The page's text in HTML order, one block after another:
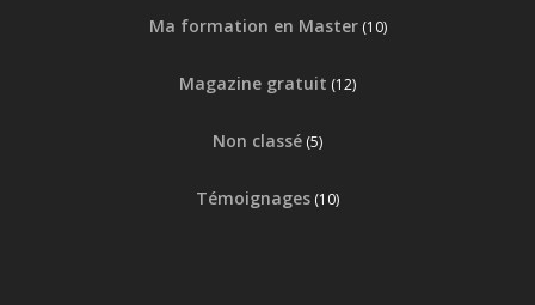
Ma formation en Master(10)
Magazine gratuit (12)
Non classé (5)
Témoignages (10)